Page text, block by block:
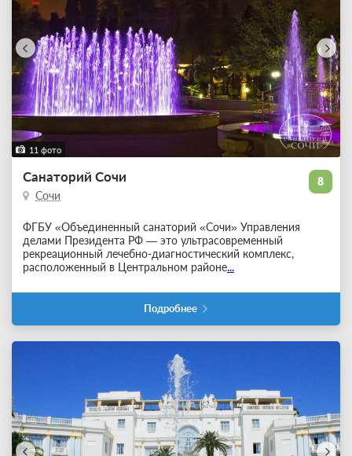
11 фото
8
Санаторий Сочи
Сочи
ФГБУ «Объединенный санаторий «Сочи» Управления
делами Президента РФ — это ультрасовременный
рекреационный лечебно-диагностический комплекс,
расположенный в Центральном районе...
Подробнее